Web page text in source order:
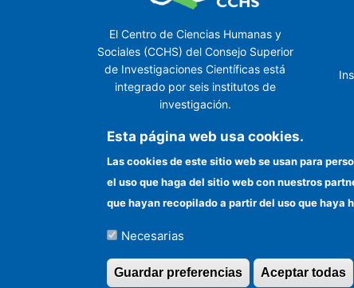
El Centro de Ciencias Humanas y
Sociales (CCHS) del Consejo Superior
de Investigaciones Científicas está
integrado por seis institutos de
investigación.
©Copyright 2026 Todos los derechos
Esta página web usa cookies.
Las cookies de este sitio web se usan para
el uso que haga del sitio web con nuestros
que hayan recopilado a partir del uso que haya
Necesarias
Guardar preferencias Aceptar todas